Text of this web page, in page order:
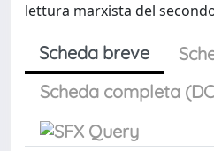
lettura marxista del
Scheda breve
Scheda completa